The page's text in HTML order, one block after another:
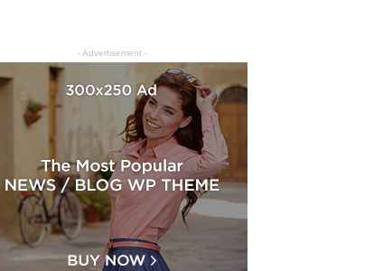
- Advertisement -